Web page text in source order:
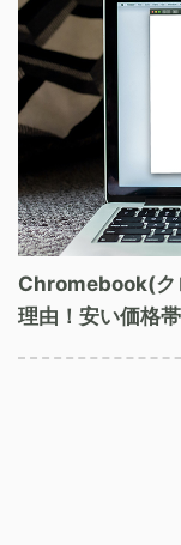
Chromebook(ク
理由！安い価格